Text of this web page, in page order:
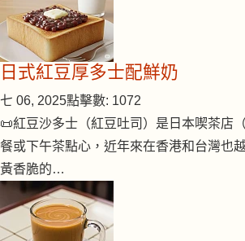
日式紅豆厚多士配鮮奶
七 06, 2025點擊數: 1072
📜紅豆沙多士（紅豆吐司）是日本喫茶店
餐或下午茶點心，近年來在香港和台灣也
黃香脆的…